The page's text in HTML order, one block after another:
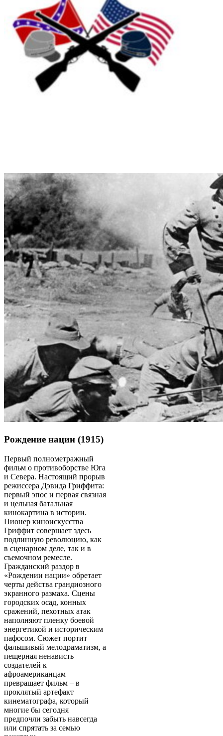
Рождение нации (1915)
Первый полнометражный
фильм о противоборстве Юга
и Севера. Настоящий прорыв
режиссера Дэвида Гриффита:
первый эпос и первая связная
и цельная батальная
кинокартина в истории.
Пионер киноискусства
Гриффит совершает здесь
подлинную революцию, как
в сценарном деле, так и в
съемочном ремесле.
Гражданский раздор в
«Рождении нации» обретает
черты действа грандиозного
экранного размаха. Сцены
городских осад, конных
сражений, пехотных атак
наполняют пленку боевой
энергетикой и историческим
пафосом. Сюжет портит
фальшивый мелодраматизм, а
пещерная ненависть
создателей к
афроамериканцам
превращает фильм – в
проклятый артефакт
кинематографа, который
многие бы сегодня
предпочли забыть навсегда
или спрятать за семью